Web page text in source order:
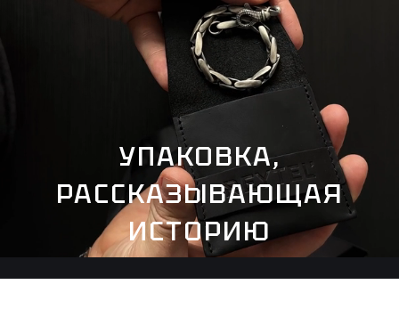
УПАКОВКА,
РАССКАЗЫВАЮЩАЯ
ИСТОРИЮ